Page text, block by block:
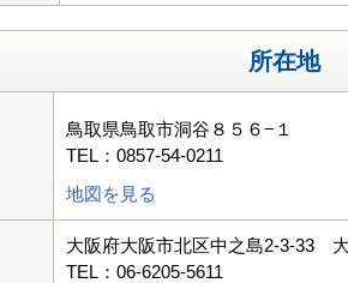
所在地
鳥取県鳥取市洞谷８５６−１
TEL：0857-54-0211
地図を見る
大阪府大阪市北区中之島2-3-33
TEL：06-6205-5611